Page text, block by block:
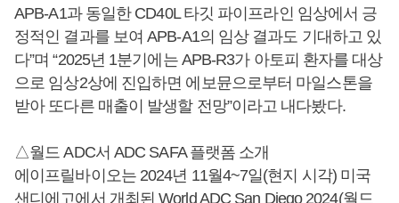
APB-A1과 동일한 CD40L 타깃 파이프라인 임상에서 긍
정적인 결과를 보여 APB-A1의 임상 결과도 기대하고 있
다”며 “2025년 1분기에는 APB-R3가 아토피 환자를 대상
으로 임상2상에 진입하면 에보뮨으로부터 마일스톤을
받아 또다른 매출이 발생할 전망”이라고 내다봤다.
△월드 ADC서 ADC SAFA 플랫폼 소개
에이프릴바이오는 2024년 11월4~7일(현지 시각) 미국
샌디에고에서 개최된 World ADC San Diego 2024(월드